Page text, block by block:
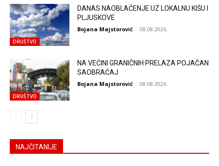
DRUŠTVO
DANAS NAOBLAČENJE UZ LOKALNU KIŠU I
PLJUSKOVE
Bojana Majstorović - 08.08.2026.
DRUŠTVO
NA VEĆINI GRANIČNIH PRELAZA POJAČAN
SAOBRAĆAJ
Bojana Majstorović - 08.08.2026.
NAJČITANIJE